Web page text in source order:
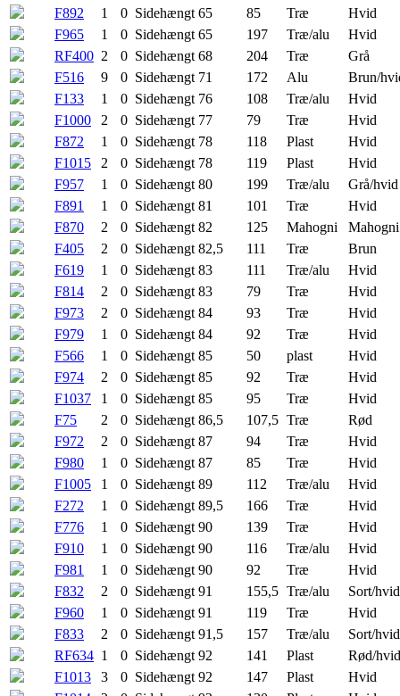
F892
1 0 Sidehængt 65 85 Træ
Hvid
F965
1 0 Sidehængt 65 197 Træ/alu
Hvid
RF400 2 0 Sidehængt 68 204 Træ
Grå
F516
9 0 Sidehængt 71 172 Alu
Brun/
F133
1 0 Sidehængt 76 108 Træ/alu
Hvid
F1000
2 0 Sidehængt 77 79 Træ
Hvid
F872
1 0 Sidehængt 78 118 Plast
Hvid
F1015
2 0 Sidehængt 78 119 Plast
Hvid
F957
1 0 Sidehængt 80 199 Træ/alu
Grå/hvid
F891
1 0 Sidehængt 81 101 Træ
Hvid
F870
2 0 Sidehængt 82 125 Mahogni
Mahogni
F405
2 0 Sidehængt 82,5 111 Træ
Brun
F619
1 0 Sidehængt 83 111 Træ/alu
Hvid
F814
2 0 Sidehængt 83 79 Træ
Hvid
F973
2 0 Sidehængt 84 93 Træ
Hvid
F979
1 0 Sidehængt 84 92 Træ
Hvid
F566
1 0 Sidehængt 85 50 plast
Hvid
F974
2 0 Sidehængt 85 92 Træ
Hvid
F1037
1 0 Sidehængt 85 95 Træ
Hvid
F75
2 0 Sidehængt 86,5 107,5 Træ
Rød
F972
2 0 Sidehængt 87 94 Træ
Hvid
F980
1 0 Sidehængt 87 85 Træ
Hvid
F1005
1 0 Sidehængt 89 112 Træ/alu
Hvid
F272
1 0 Sidehængt 89,5 166 Træ
Hvid
F776
1 0 Sidehængt 90 139 Træ
Hvid
F910
1 0 Sidehængt 90 116 Træ/alu
Hvid
F981
1 0 Sidehængt 90 92 Træ
Hvid
F832
2 0 Sidehængt 91 155,5 Træ/alu
Sort/hvid
F960
1 0 Sidehængt 91 119 Træ
Hvid
F833
2 0 Sidehængt 91,5 157 Træ/alu
Sort/hvid
RF634 1 0 Sidehængt 92 141 Plast
Rød/hvid
F1013
3 0 Sidehængt 92 147 Plast
Hvid